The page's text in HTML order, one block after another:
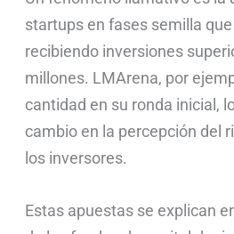
startups en fases semilla
recibiendo inversiones
millones. LMArena, por
cantidad en su ronda inicial,
cambio en la percepción del
los inversores.
Estas apuestas se explican